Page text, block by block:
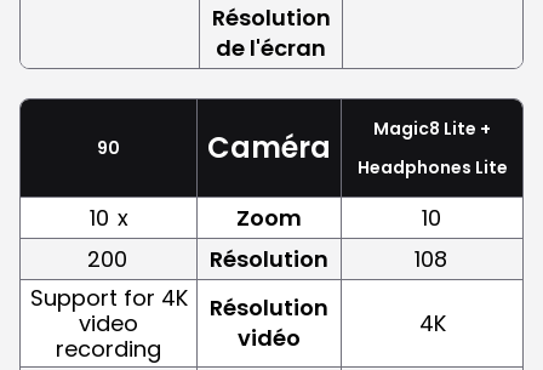
Résolution
de l'écran
90 Caméra
Magic8 Lite +
Headphones Lite
10 x Zoom
10
200
Résolution
108
Support for 4K
video
recording
Résolution
vidéo
4K